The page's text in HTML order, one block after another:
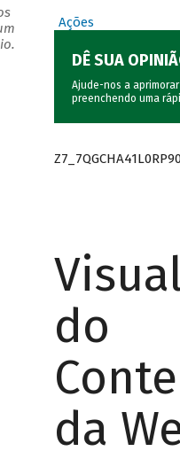
Ações
DÊ SUA
Ajude-nos a aprimorar
preenchendo uma
do
da